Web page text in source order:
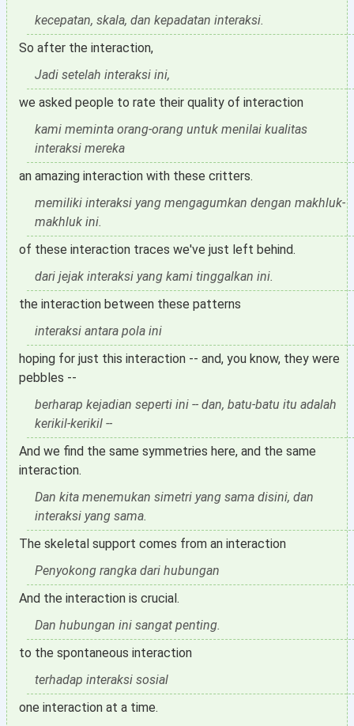
kecepatan, skala, dan kepadatan interaksi.
So after the interaction,
Jadi setelah interaksi ini,
we asked people to rate their quality of interaction
kami meminta orang-orang untuk menilai kualitas
interaksi mereka
an amazing interaction with these critters.
memiliki interaksi yang mengagumkan dengan makhluk-
makhluk ini.
of these interaction traces we've just left behind.
dari jejak interaksi yang kami tinggalkan ini.
the interaction between these patterns
interaksi antara pola ini
hoping for just this interaction -- and, you know, they were
pebbles --
berharap kejadian seperti ini -- dan, batu-batu itu adalah
kerikil-kerikil --
And we find the same symmetries here, and the same
interaction.
Dan kita menemukan simetri yang sama disini, dan
interaksi yang sama.
The skeletal support comes from an interaction
Penyokong rangka dari hubungan
And the interaction is crucial.
Dan hubungan ini sangat penting.
to the spontaneous interaction
terhadap interaksi sosial
one interaction at a time.